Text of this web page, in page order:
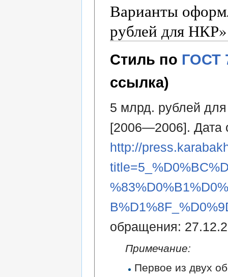
Варианты
рублей для НКР»
Стиль по ГОСТ
ссылка)
5 млрд. рублей
[2006—2006]. Дата
http://
обращения:
Примечание:
Первое из двух